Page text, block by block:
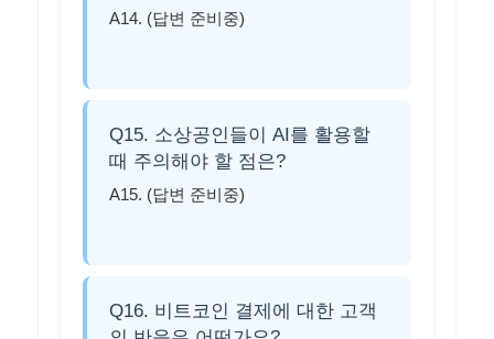
A14. (답변 준비중)
Q15. 소상공인들이 AI를 활용할
때 주의해야 할 점은?
A15. (답변 준비중)
Q16. 비트코인 결제에 대한 고객